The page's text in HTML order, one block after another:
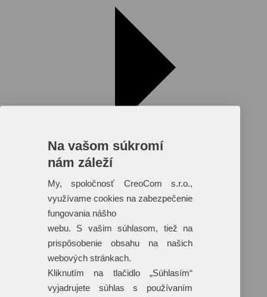
Reklamné predmety s plnofarebnou
potlačou
Dáždniky
Tašky
Hračky
+ 17 ďalších
Na vašom súkromí
nám záleží
My, spoločnosť CreoCom s.r.o.,
využívame cookies na zabezpečenie
fungovania nášho
webu. S vašim súhlasom, tiež na
prispôsobenie obsahu na našich
webových stránkach.
Kliknutím na tlačidlo „Súhlasím“
vyjadrujete súhlas s používaním